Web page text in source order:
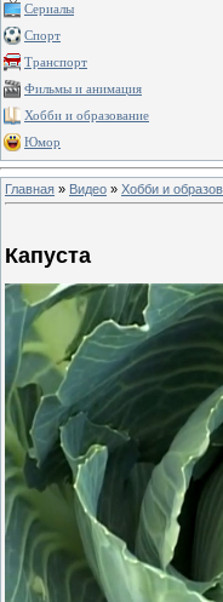
Сериалы
Спорт
Транспорт
Фильмы и анимация
Хобби и образование
Юмор
Главная » Видео » Хобби и
Капуста